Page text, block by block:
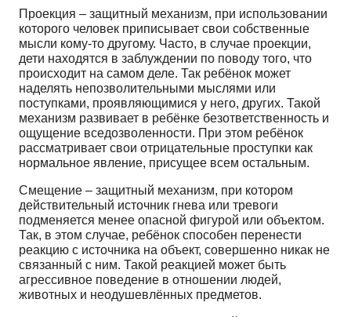
Проекция – защитный механизм, при использовании
которого человек приписывает свои собственные
мысли кому-то другому. Часто, в случае проекции,
дети находятся в заблуждении по поводу того, что
происходит на самом деле. Так ребёнок может
наделять непозволительными мыслями или
поступками, проявляющимися у него, других. Такой
механизм развивает в ребёнке безответственность и
ощущение вседозволенности. При этом ребёнок
рассматривает свои отрицательные проступки как
нормальное явление, присущее всем остальным.
Смещение – защитный механизм, при котором
действительный источник гнева или тревоги
подменяется менее опасной фигурой или объектом.
Так, в этом случае, ребёнок способен перенести
реакцию с источника на объект, совершенно никак не
связанный с ним. Такой реакцией может быть
агрессивное поведение в отношении людей,
животных и неодушевлённых предметов.